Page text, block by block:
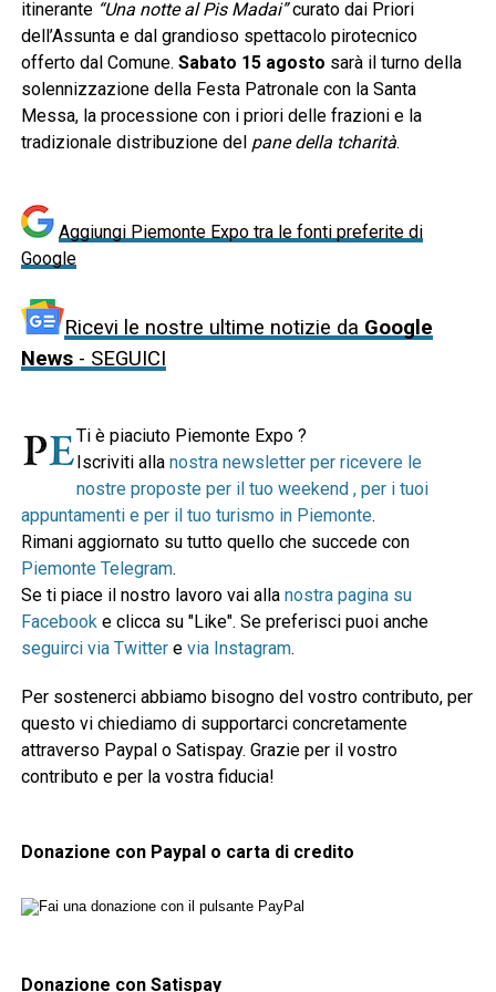
itinerante “Una notte al Pis Madai”curato dai Priori
dell’Assunta e dal grandioso spettacolo pirotecnico
offerto dal Comune. Sabato 15 agosto sarà il turno della
solennizzazione della Festa Patronale con la Santa
Messa, la processione con i priori delle frazioni e la
tradizionale distribuzione del pane della tcharità.
Aggiungi Piemonte Expo tra le fonti preferite di
Google
Ricevi le nostre ultime notizie da Google
News- SEGUICI
Ti è piaciuto Piemonte Expo ?
Iscriviti alla nostra newsletter per ricevere le
nostre proposte per il tuo weekend , per i tuoi
appuntamenti e per il tuo turismo in Piemonte.
Rimani aggiornato su tutto quello che succede con
Piemonte Telegram.
Se ti piace il nostro lavoro vai alla nostra pagina su
Facebooke clicca su "Like". Se preferisci puoi anche
seguirci via Twittere via Instagram.
Per sostenerci abbiamo bisogno del vostro contributo, per
questo vi chiediamo di supportarci concretamente
attraverso Paypal o Satispay. Grazie per il vostro
contributo e per la vostra fiducia!
Donazione con Paypal o carta di credito
Donazione con Satispay